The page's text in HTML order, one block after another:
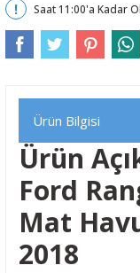
Saat 11:00'a Kadar
Ürün Bilgisi
Ürün
Ford
Mat
2018